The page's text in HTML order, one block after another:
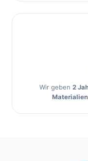
Wir geben 2
Materialien